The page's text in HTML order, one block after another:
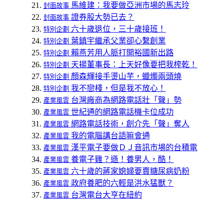
封面故事 馬維建：我要做亞洲市場的馬志玲
封面故事 證券股大勢已去？
特別企劃 六十歲退位，三十歲接班！
特別企劃 葉鎮宇繼承父業卻心繫創業
特別企劃 賴燕芳用人脈打開裕國新出路
特別企劃 天揚董事長：上天好像要把我榨乾！
特別企劃 顏森輝接手燙山芋，蠟燭兩頭燒
特別企劃 我不戀棧，但是我不放心！
產業風雲 台灣廠商為網路電話壯「聲」勢
產業風雲 世紀通的網路電話機卡位成功
產業風雲 網路電話技術，創介先「聲」奪人
產業風雲 我的電腦講台語嘛會通
產業風雲 漢平電子要做ＤＪ音訊市場的台積電
產業風雲 養電子雞？遜！養男人，酷！
產業風雲 六十歲的蔣家媳婦要賣糖尿病奶粉
產業風雲 政府養肥的六輕是洪水猛獸？
產業風雲 台灣電台大亨在紐約